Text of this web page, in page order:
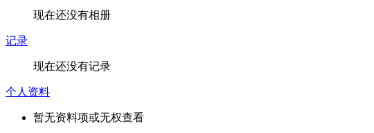
现在还没有相册
记录
现在还没有记录
个人资料
暂无资料项或无权查看